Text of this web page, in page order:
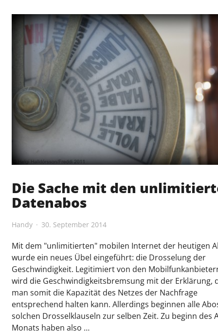
bei
MTV
Mobile
Abos
nicht
automatisch
aktivieren"
Die Sache mit den
Datenabos
Handy 30. September 2014
Mit dem "unlimitierten" mobilen Internet der heutigen
wurde ein neues Übel eingeführt: die Drosselung der
Geschwindigkeit. Legitimiert von den
wird die Geschwindigkeitsbremsung mit der Erklärung,
man somit die Kapazität des Netzes der Nachfrage
entsprechend halten kann. Allerdings beginnen alle
solchen Drosselklauseln zur selben Zeit. Zu beginn des
Monats haben also …